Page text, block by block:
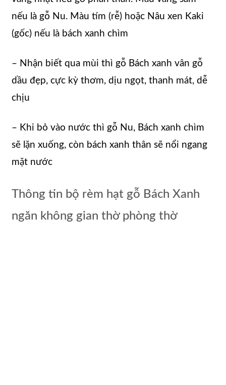
nếu là gỗ Nu. Màu tím (rễ) hoặc Nâu xen Kaki
(gốc) nếu là bách xanh chìm
– Nhận biết qua mùi thì gỗ Bách xanh vân gỗ
dầu đẹp, cực kỳ thơm, dịu ngọt, thanh mát, dễ
chịu
– Khi bỏ vào nước thì gỗ Nu, Bách xanh chìm
sẽ lặn xuống, còn bách xanh thân sẽ nổi ngang
mặt nước
Thông tin bộ rèm hạt gỗ Bách Xanh
ngăn không gian thờ phòng thờ